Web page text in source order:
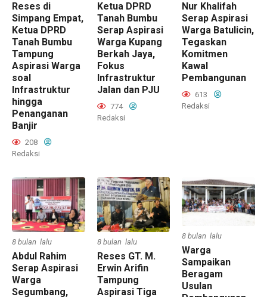
Reses di
Simpang Empat,
Ketua DPRD
Tanah Bumbu
Tampung
Aspirasi Warga
soal
Infrastruktur
hingga
Penanganan
Banjir
208
Redaksi
Ketua DPRD
Tanah Bumbu
Serap Aspirasi
Warga Kupang
Berkah Jaya,
Fokus
Infrastruktur
Jalan dan PJU
774
Redaksi
Nur Khalifah
Serap Aspirasi
Warga Batulicin,
Tegaskan
Komitmen
Kawal
Pembangunan
613
Redaksi
8 bulan lalu
Abdul Rahim
Serap Aspirasi
Warga
Segumbang,
8 bulan lalu
Reses GT. M.
Erwin Arifin
Tampung
Aspirasi Tiga
8 bulan lalu
Warga
Sampaikan
Beragam
Usulan